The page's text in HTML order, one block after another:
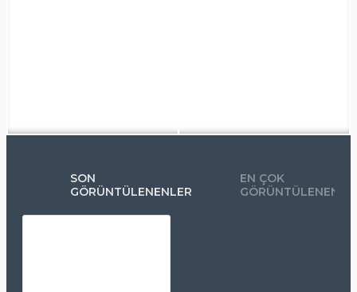
SON
GÖRÜNTÜLENENLER
EN ÇOK